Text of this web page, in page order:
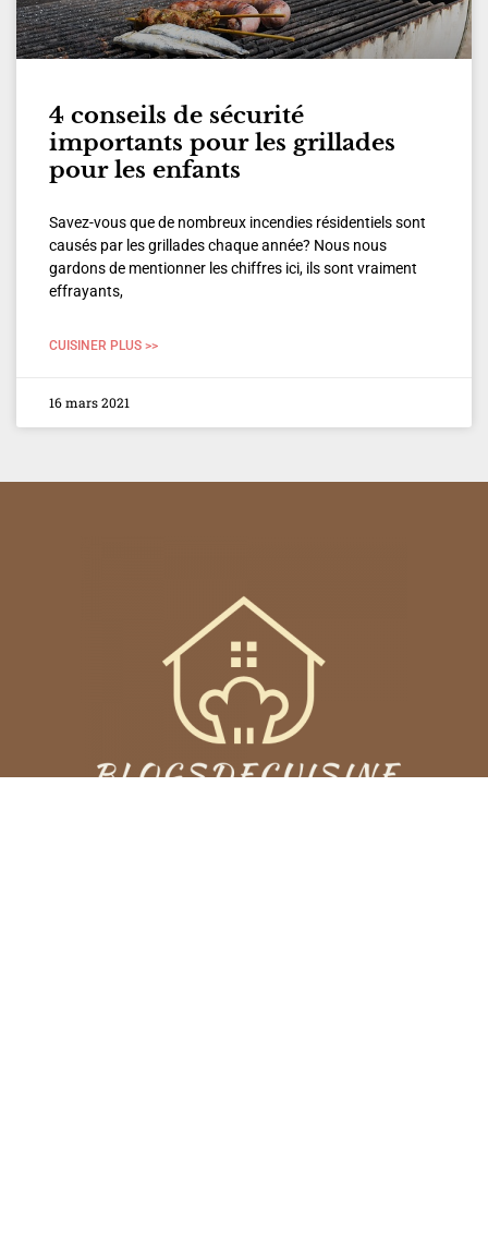
4 conseils de sécurité
importants pour les grillades
pour les enfants
Savez-vous que de nombreux incendies résidentiels sont
causés par les grillades chaque année? Nous nous
gardons de mentionner les chiffres ici, ils sont vraiment
effrayants,
CUISINER PLUS >>
16 mars 2021